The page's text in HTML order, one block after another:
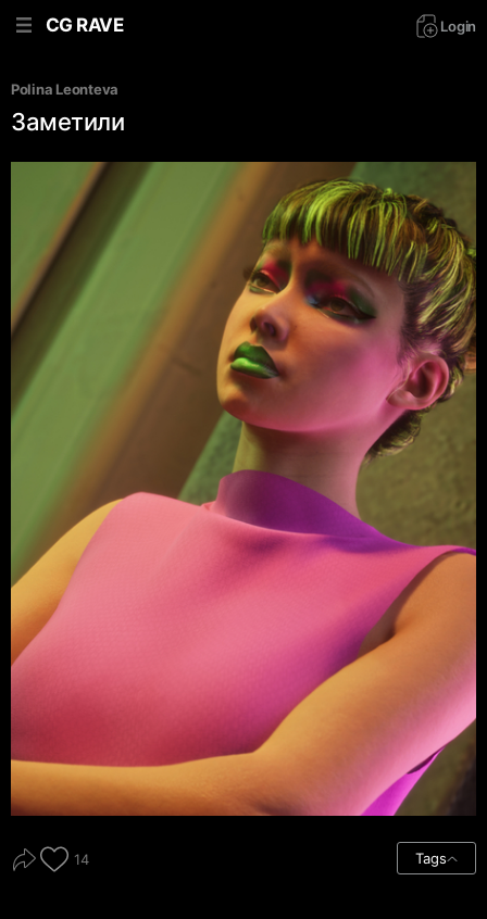
CG RAVE Login
Polina Leonteva
Заметили
14 Tags